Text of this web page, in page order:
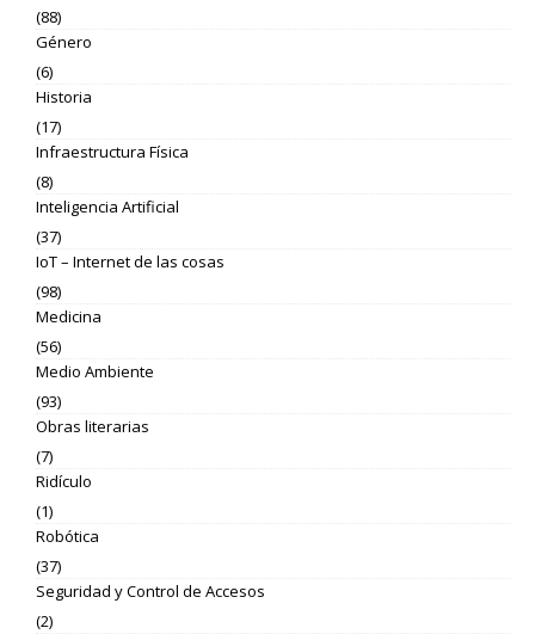
(88)
Género
(6)
Historia
(17)
Infraestructura Física
(8)
Inteligencia Artificial
(37)
IoT – Internet de las cosas
(98)
Medicina
(56)
Medio Ambiente
(93)
Obras literarias
(7)
Ridículo
(1)
Robótica
(37)
Seguridad y Control de Accesos
(2)